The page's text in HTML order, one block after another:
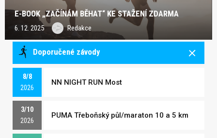
E-BOOK „ZAČÍNÁM BĚHAT“ KE STAŽENÍ ZDARMA
6. 12. 2025 Redakce
Doporučené závody
8/8
2026
NN NIGHT RUN Most
3/10
2026
PUMA Třeboňský půl/maraton 10 a 5 km